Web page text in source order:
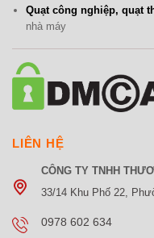
Quạt công nghiệp, quạt
nhà máy
LIÊN HỆ
CÔNG TY TNHH
33/14 Khu Phố 22,
0978 602 634